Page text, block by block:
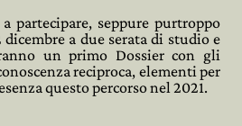
partecipare, seppure purtroppo
a due serata di studio e
un primo Dossier con gli
reciproca, elementi per
questo percorso nel 2021.